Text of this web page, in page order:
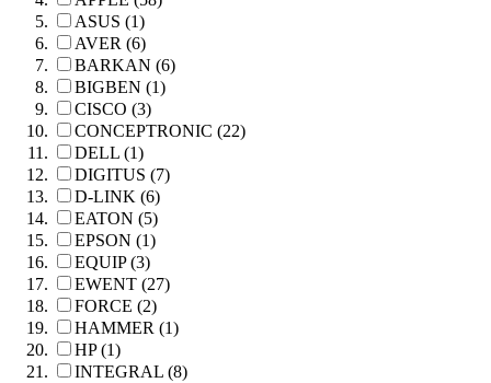
ASUS (1)
AVER (6)
BARKAN (6)
BIGBEN (1)
CISCO (3)
CONCEPTRONIC (22)
DELL (1)
DIGITUS (7)
D-LINK (6)
EATON (5)
EPSON (1)
EQUIP (3)
EWENT (27)
FORCE (2)
HAMMER (1)
HP (1)
INTEGRAL (8)